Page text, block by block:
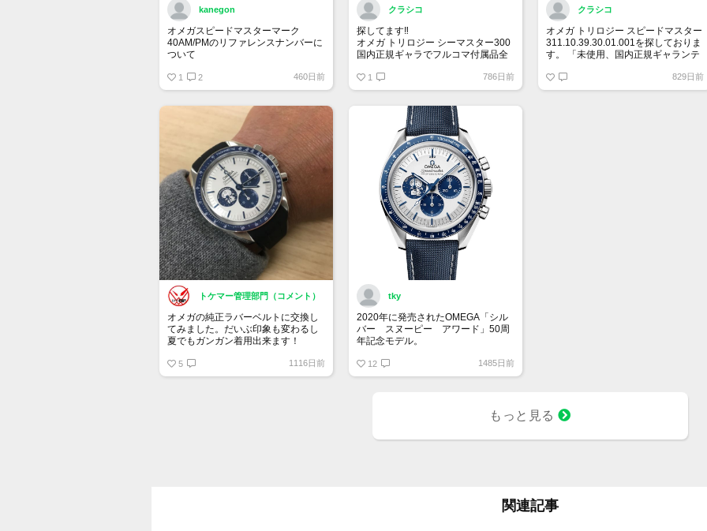
kanegon
オメガスピードマスターマーク
40AM/PMのリファレンスナンバーに
ついて
保証書にはREF:35205300とあるの
ですが、裏蓋の内側を見ると
とあります。どちらがリファレンス
ナンバーなのでしょうか？
1 2 460日前
クラシコ
探してます‼️
オメガ トリロジー シーマスター300
国内正規ギャラでフルコマ付属品全
90万円前後で譲って頂ける方、宜し
くお願い致します。
1 786日前
クラシコ
オメガ トリロジー スピードマスター
311.10.39.30.01.001を探しておりま
す。 「未使用、国内正規ギャランテ
120万円です。 宜しくお願い致しま
す。
829日前
トケマー管理部門（コメント）
オメガの純正ラバーベルトに交換し
てみました。だいぶ印象も変わるし
夏でもガンガン着用出来ます！
5 1116日前
tky
2020年に発売されたOMEGA「シル
バー スヌーピー アワード」50周
年記念モデル。
ゼルやインダイヤルの少し暗いブル
ーが宇宙を感じさせていて印象的で
12 1485日前
もっと見る
関連記事